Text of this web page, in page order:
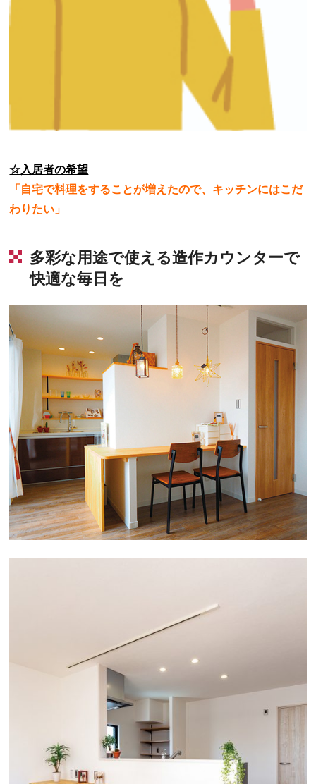
☆入居者の希望
「自宅で料理をすることが増えたので、キッチンにはこだ
わりたい」
多彩な用途で使える造作カウンターで
快適な毎日を